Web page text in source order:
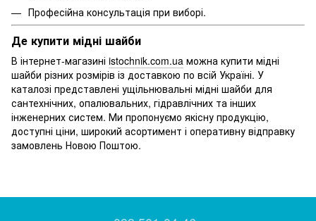
Професійна консультація при виборі.
Де купити мідні шайби
В інтернет-магазині istochnik.com.ua можна купити мідні
шайби різних розмірів із доставкою по всій Україні. У
каталозі представлені ущільнювальні мідні шайби для
сантехнічних, опалювальних, гідравлічних та інших
інженерних систем. Ми пропонуємо якісну продукцію,
доступні ціни, широкий асортимент і оперативну відправку
замовлень Новою Поштою.